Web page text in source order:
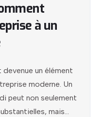
à un
un élément
moderne. Un
peut non seulement
mais...